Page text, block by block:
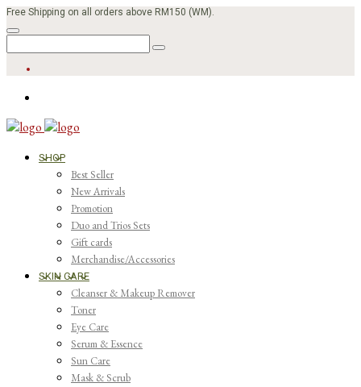
Free Shipping on all orders above RM150 (WM).
SHOP
Best Seller
New Arrivals
Promotion
Duo and Trios Sets
Gift cards
Merchandise/Accessories
SKIN CARE
Cleanser & Makeup Remover
Toner
Eye Care
Serum & Essence
Sun Care
Mask & Scrub